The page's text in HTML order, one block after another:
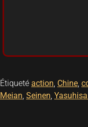
Étiqueté action Chine
Meian Seinen